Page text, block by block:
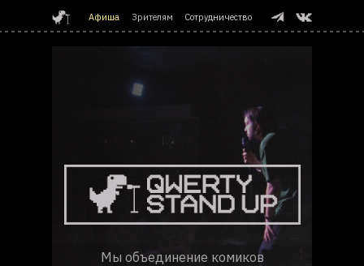
Афиша Зрителям Сотрудничество
Мы объединение комиков